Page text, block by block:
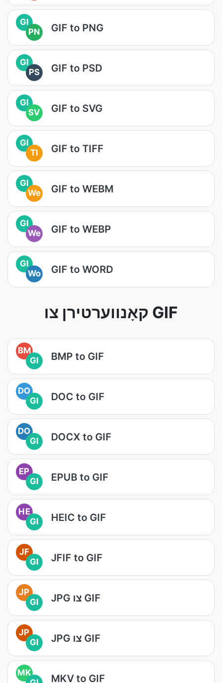
GI
PN
GIF to PNG
GI
PS
GIF to PSD
GI
SV
GIF to SVG
GI
TI
GIF to TIFF
GI
We
GIF to WEBM
GI
We
GIF to WEBP
GI
Wo
GIF to WORD
קאָנווערטירן צו GIF
BM
GI
BMP to GIF
DO
GI
DOC to GIF
DO
GI
DOCX to GIF
EP
GI
EPUB to GIF
HE
GI
HEIC to GIF
JF
GI
JFIF to GIF
JP
GI
JPG צו GIF
JP
GI
JPG צו GIF
MK
MKV to GIF